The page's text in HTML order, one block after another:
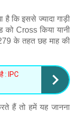
कि इससे ज्यादा गाड़ी
Cross किया यानी
के तहत छह माह की
: IPC
हैं तो हमें यह जानना